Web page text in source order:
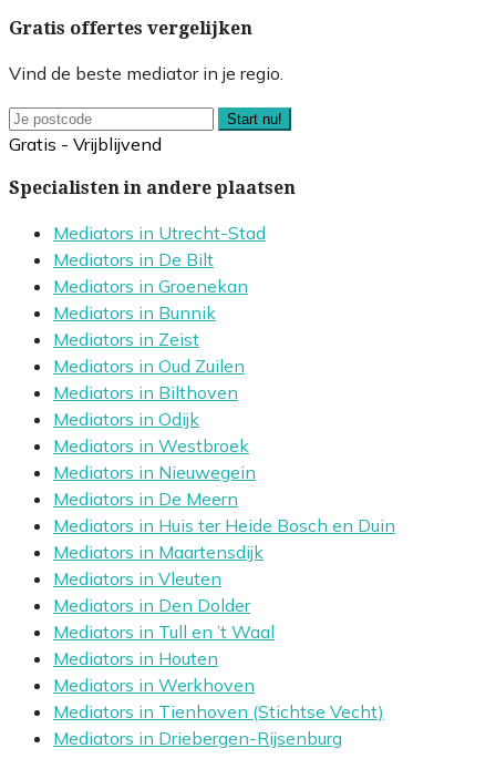
Gratis offertes vergelijken
Vind de beste mediator in je regio.
Start nu!
Gratis - Vrijblijvend
Specialisten in andere plaatsen
Mediators in Utrecht-Stad
Mediators in De Bilt
Mediators in Groenekan
Mediators in Bunnik
Mediators in Zeist
Mediators in Oud Zuilen
Mediators in Bilthoven
Mediators in Odijk
Mediators in Westbroek
Mediators in Nieuwegein
Mediators in De Meern
Mediators in Huis ter Heide Bosch en Duin
Mediators in Maartensdijk
Mediators in Vleuten
Mediators in Den Dolder
Mediators in Tull en ’t Waal
Mediators in Houten
Mediators in Werkhoven
Mediators in Tienhoven (Stichtse Vecht)
Mediators in Driebergen-Rijsenburg